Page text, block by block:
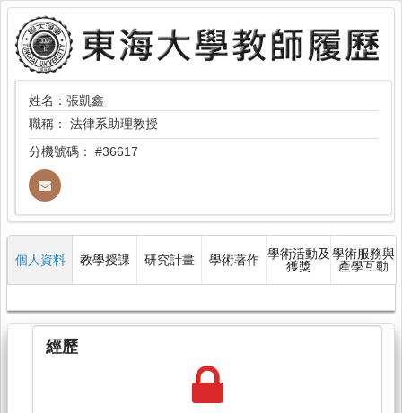
姓名：張凱鑫
職稱： 法律系助理教授
分機號碼： #36617
個人資料 教學授課 研究計畫 學術著作 學術活動及
獲獎
學術服務與
產學互動
經歷